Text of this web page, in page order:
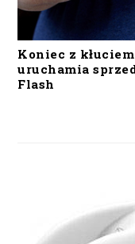
Koniec z
uruchamia
Flash